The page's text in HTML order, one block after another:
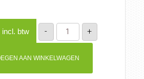
incl. btw -
Vers
fruitvlaai
8p
+
AAN WINKELWAGEN